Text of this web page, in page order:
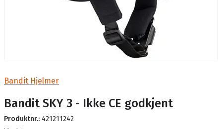
Bandit Hjelmer
Bandit SKY 3 - Ikke CE godkjent
Produktnr.: 421211242